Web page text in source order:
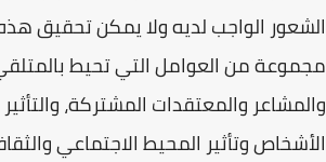
الشعور الواجب لديه ولا يمكن تحقيق هذه
مجموعة من العوامل التي تحيط
والمشاعر والمعتقدات المشتركة،
الأشخاص وتأثير المحيط الاجتماعي